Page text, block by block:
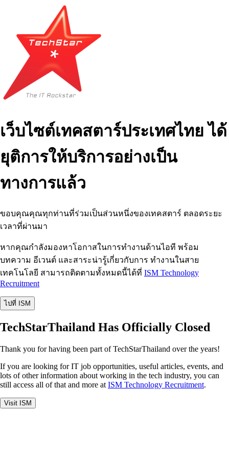
เว็บไซต์เทคสตาร์ประเทศไทย ได้
ยุติการให้บริการอย่างเป็น
ทางการแล้ว
ขอบคุณคุณทุกท่านที่ร่วมเป็นส่วนหนึ่งของเทคสตาร์ ตลอดระยะ
เวลาที่ผ่านมา
หากคุณกำลังมองหาโอกาสในการทำงานด้านไอที พร้อม
บทความ อีเวนต์ และสาระน่ารู้เกี่ยวกับการ ทำงานในสาย
เทคโนโลยี สามารถติดตามทั้งหมดนี้ได้ที่ ISM Technology
Recruitment
ไปที่ ISM
TechStarThailand Has Officially Closed
Thank you for having been part of TechStarThailand over the years!
If you are looking for IT job opportunities, useful articles, events, and
lots of other information about working in the tech industry, you can
still access all of that and more at ISM Technology Recruitment.
Visit ISM